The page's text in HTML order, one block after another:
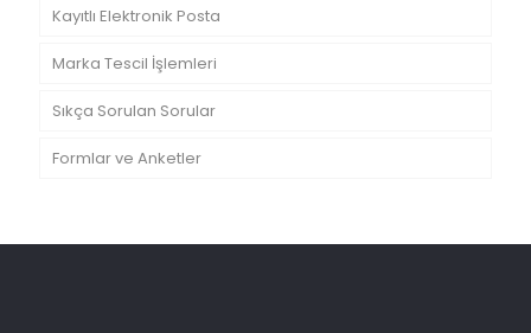
Kayıtlı Elektronik Posta
Marka Tescil İşlemleri
Sıkça Sorulan Sorular
Formlar ve Anketler